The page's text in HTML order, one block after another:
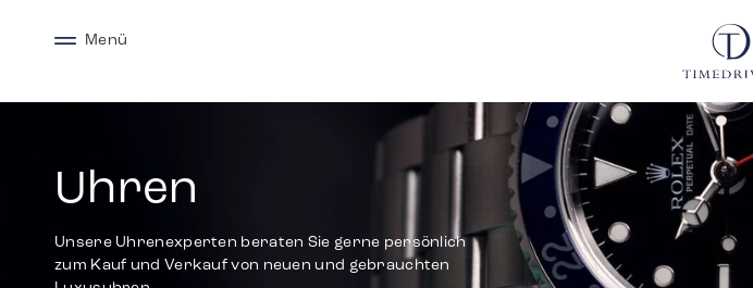
Menü
Uhren
Unsere Uhrenexperten beraten Sie gerne persönlich
zum Kauf und Verkauf von neuen und gebrauchten